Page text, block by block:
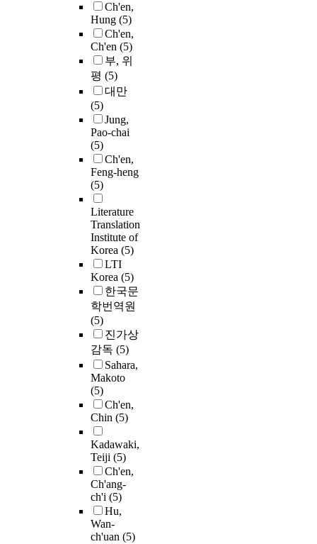
Ch'en,
Hung (5)
Ch'en,
Ch'en (5)
부, 위
평 (5)
대만
(5)
Jung,
Pao-chai
(5)
Ch'en,
Feng-heng
(5)
Literature
Translation
Institute of
Korea (5)
LTI
Korea (5)
한국문
학번역원
(5)
진가상
감독 (5)
Sahara,
Makoto
(5)
Ch'en,
Chin (5)
Kadawaki,
Teiji (5)
Ch'en,
Ch'ang-
ch'i (5)
Hu,
Wan-
ch'uan (5)